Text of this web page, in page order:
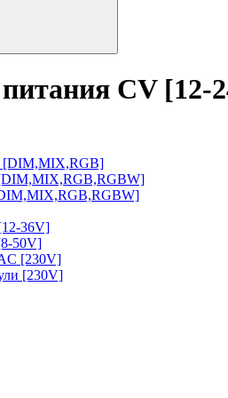
CV [12-
[DIM,MIX,RGB]
36V]
50V]
[230V]
[230V]